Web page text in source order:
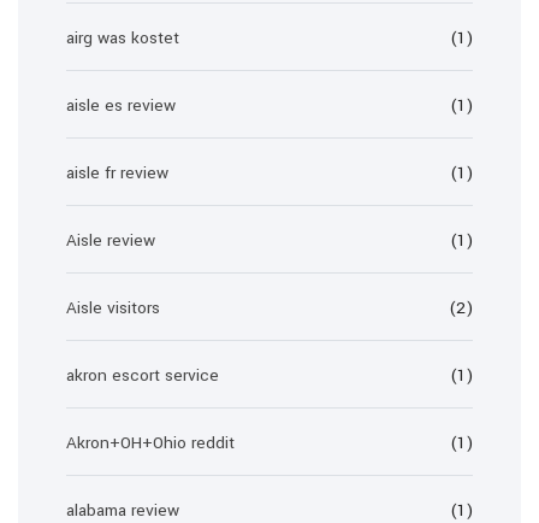
airg was kostet (1)
aisle es review (1)
aisle fr review (1)
Aisle review (1)
Aisle visitors (2)
akron escort service (1)
Akron+OH+Ohio reddit (1)
alabama review (1)